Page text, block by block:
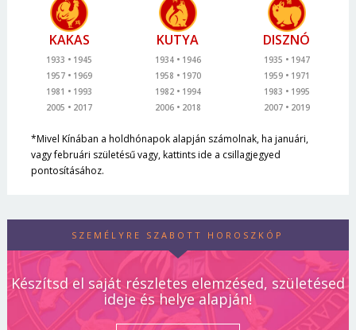
KAKAS
1933
1945
1957
1969
1981
1993
2005
2017
KUTYA
1934
1946
1958
1970
1982
1994
2006
2018
DISZNÓ
1935
1947
1959
1971
1983
1995
2007
2019
*Mivel Kínában a holdhónapok alapján számolnak, ha januári,
vagy februári születésű vagy, kattints ide a csillagjegyed
pontosításához.
SZEMÉLYRE SZABOTT HOROSZKÓP
Készítsd el saját részletes elemzésed, születésed
ideje és helye alapján!